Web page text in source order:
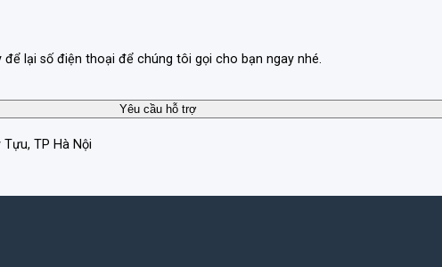
để lại số điện thoại để chúng tôi gọi cho bạn ngay nhé.
TP Hà Nội